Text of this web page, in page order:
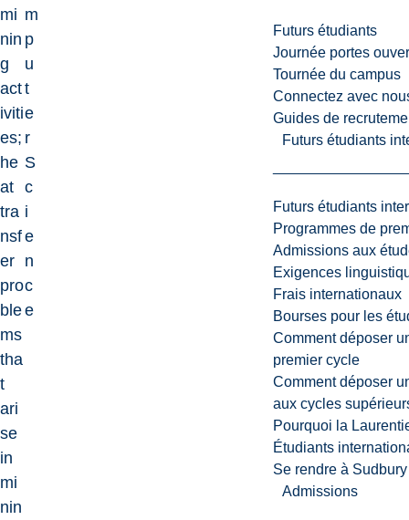
Futurs étudiants
Journée portes
Tournée du campus
Connectez avec
Guides de
Futurs étudiants
Futurs étudiants
Programmes de
Admissions aux
Exigences
Frais internationaux
Bourses pour les
Comment déposer
premier cycle
Comment déposer
aux cycles
Pourquoi la
Étudiants
Se rendre à Sudbury
Admissions
mi
nin
g
act
iviti
es;
he
at
tra
nsf
er
pro
ble
ms
tha
t
ari
se
in
mi
nin
m
p
u
t
e
r
S
c
i
e
n
c
e